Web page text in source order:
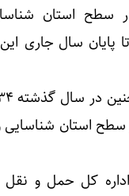
سطح استان
سال جاری
استان
کل حمل و نقل